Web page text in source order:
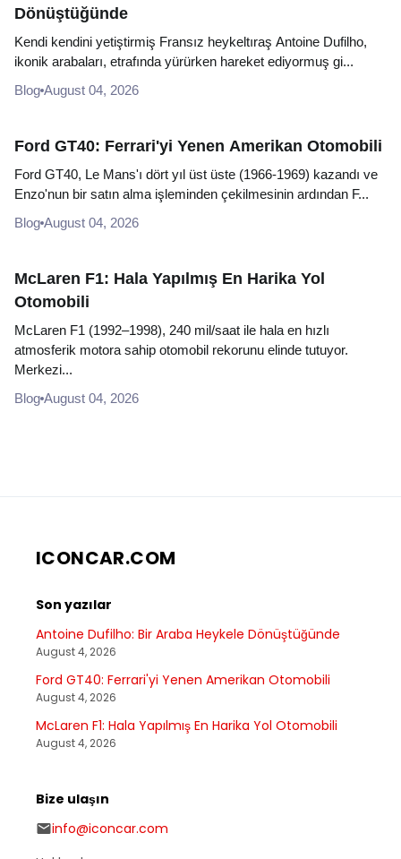
Dönüştüğünde
Kendi kendini yetiştirmiş Fransız heykeltıraş Antoine Dufilho,
ikonik arabaları, etrafında yürürken hareket ediyormuş gi...
Blog August 04, 2026
Ford GT40: Ferrari'yi Yenen Amerikan Otomobili
Ford GT40, Le Mans'ı dört yıl üst üste (1966-1969) kazandı ve
Enzo'nun bir satın alma işleminden çekilmesinin ardından F...
Blog August 04, 2026
McLaren F1: Hala Yapılmış En Harika Yol
Otomobili
McLaren F1 (1992–1998), 240 mil/saat ile hala en hızlı
atmosferik motora sahip otomobil rekorunu elinde tutuyor.
Merkezi...
Blog August 04, 2026
ICONCAR.COM
Son yazılar
Antoine Dufilho: Bir Araba Heykele Dönüştüğünde
August 4, 2026
Ford GT40: Ferrari'yi Yenen Amerikan Otomobili
August 4, 2026
McLaren F1: Hala Yapılmış En Harika Yol Otomobili
August 4, 2026
Bize ulaşın
info@iconcar.com